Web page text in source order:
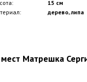
15 см
дерево, липа
Матрешка